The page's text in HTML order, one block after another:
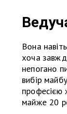
Вона
хоча
непогано
вибір
професією
майже 20